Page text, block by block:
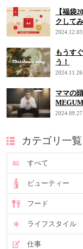
【福袋
クして
2024.12.03
もうす
う！
2024.11.26
ママの
2024.09.27
カテゴリ一覧
すべて
ビューティー
フード
ライフスタイル
仕事